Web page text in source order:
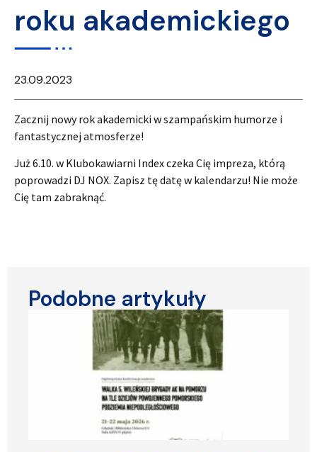
Podobne artykuły
roku akademickiego
23.09.2023
Zacznij nowy rok akademicki w szampańskim humorze i
fantastycznej atmosferze!
Już 6.10. w Klubokawiarni Index czeka Cię impreza, którą
poprowadzi DJ NOX. Zapisz tę datę w kalendarzu! Nie może
Cię tam zabraknąć.